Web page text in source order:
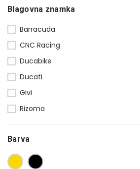
Ostalo
Luči
Zaščita motorja
Adapterji in distančniki
Vzmetenje in kit za znižanje
Blagovna znamka
Barracuda
CNC Racing
Ducabike
Ducati
Givi
Rizoma
Barva